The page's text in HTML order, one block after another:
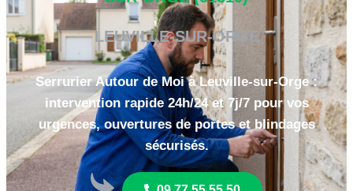
LEUVILLE-SUR-ORGE
Serrurier Autour de Moi à Leuville-sur-Orge :
intervention rapide 24h/24 et 7j/7 pour vos
urgences, ouvertures de portes et blindages
sécurisés.